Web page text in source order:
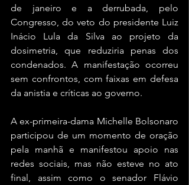
de janeiro e a derrubada, pelo
Congresso, do veto do presidente Luiz
Inácio Lula da Silva ao projeto da
dosimetria, que reduziria penas dos
condenados. A manifestação ocorreu
sem confrontos, com faixas em defesa
da anistia e críticas ao governo.
A ex-primeira-dama Michelle Bolsonaro
participou de um momento de oração
pela manhã e manifestou apoio nas
redes sociais, mas não esteve no ato
final, assim como o senador Flávio